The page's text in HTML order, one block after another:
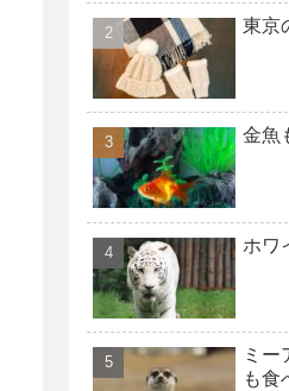
東京
金魚
ホワ
ミー
も食